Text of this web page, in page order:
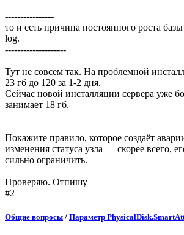
----------------
то и есть причина постоянного роста
log.
--------------------
Тут не совсем так. На проблемной
23 гб до 120 за 1-2 дня.
Сейчас новой инсталляции сервера уже
занимает 18 гб.
Покажите правило, которое создаёт
изменения статуса узла — скорее всего,
сильно ограничить.
Проверяю. Отпишу
#2
Общие вопросы / Параметр